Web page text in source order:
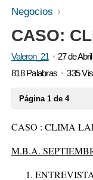
Ensayos y
Registrarse
Iniciar sesión
Negocios
CASO:
Valeron_21
27 de
818 Palabras
335
Página 1 de 4
CASO : CLIMA
M.B.A.